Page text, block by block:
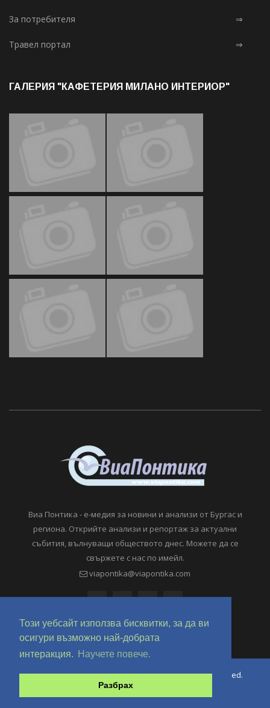
Този уебсайт използва бисквитки, за да ви
осигури възможно най-добрата
интеракция.
Научете повече.
Разбрах
За потребителя ⇒
Травел портал ⇒
ГАЛЕРИЯ "КАФЕТЕРИЯ МИЛАНО ИНТЕРИОР"
Виа Понтика - е-медия за новини и анализи от Бургас и
региона. Открийте анализи и репортаж за актуални
събития, вълнуващи обществото днес. Можете да се
свържете с нас по имейл.
viapontika@viapontika.com
Copyright © 2018-2024 ViaPontika.com. All Rights Reserved.
Development @ OverHertz Ltd